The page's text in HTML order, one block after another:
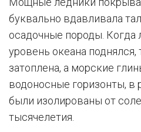
буквально вдавливала
осадочные породы. Когда
уровень океана поднялся,
затоплена, а морские
водоносные горизонты, в
были изолированы от
тысячелетия.